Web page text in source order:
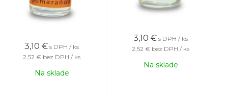
3,10 € s DPH / ks
2,52 € bez DPH / ks
Na sklade
3,10 € s DPH / ks
2,52 € bez DPH / ks
Na sklade